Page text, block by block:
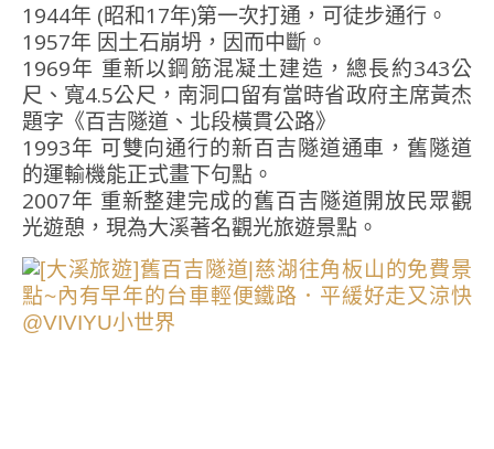
1944年 (昭和17年)第一次打通，可徒步通行。
1957年 因土石崩坍，因而中斷。
1969年 重新以鋼筋混凝土建造，總長約343公
尺、寬4.5公尺，南洞口留有當時省政府主席黃杰
題字《百吉隧道、北段橫貫公路》
1993年 可雙向通行的新百吉隧道通車，舊隧道
的運輸機能正式畫下句點。
2007年 重新整建完成的舊百吉隧道開放民眾觀
光遊憩，現為大溪著名觀光旅遊景點。